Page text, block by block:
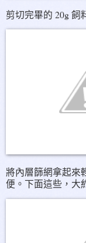
剪切完畢的 20g 飼
將內層篩網拿起來
便。下面這些，大